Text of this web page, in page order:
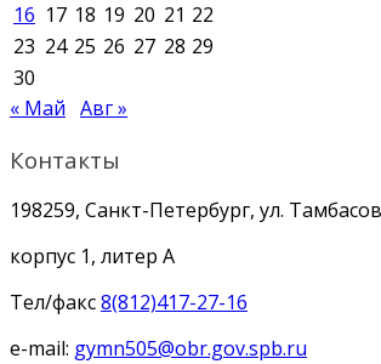
16 17 18 19 20 21 22
23 24 25 26 27 28 29
30
« Май Авг »
Контакты
198259, Санкт-Петербург, ул.
корпус 1, литер А
Тел/факс8(812)417-27-16
e-mail: gymn505@obr.gov.spb.ru